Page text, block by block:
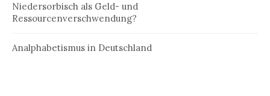
Niedersorbisch als Geld- und
Ressourcenverschwendung?
Analphabetismus in Deutschland